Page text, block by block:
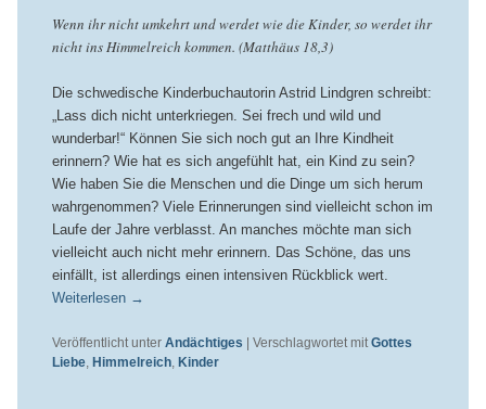
Wenn ihr nicht umkehrt und werdet wie die Kinder, so werdet ihr
nicht ins Himmelreich kommen. (Matthäus 18,3)
Die schwedische Kinderbuchautorin Astrid Lindgren schreibt:
„Lass dich nicht unterkriegen. Sei frech und wild und
wunderbar!“ Können Sie sich noch gut an Ihre Kindheit
erinnern? Wie hat es sich angefühlt hat, ein Kind zu sein?
Wie haben Sie die Menschen und die Dinge um sich herum
wahrgenommen? Viele Erinnerungen sind vielleicht schon im
Laufe der Jahre verblasst. An manches möchte man sich
vielleicht auch nicht mehr erinnern. Das Schöne, das uns
einfällt, ist allerdings einen intensiven Rückblick wert.
Weiterlesen →
Veröffentlicht unter Andächtiges | Verschlagwortet mit Gottes
Liebe, Himmelreich, Kinder